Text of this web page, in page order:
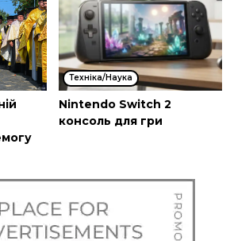
Техніка/Наука
Nintendo Switch 2
консоль для гри